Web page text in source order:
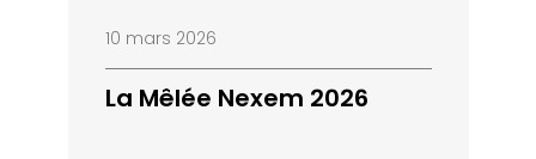
10 mars 2026
La Mêlée Nexem 2026